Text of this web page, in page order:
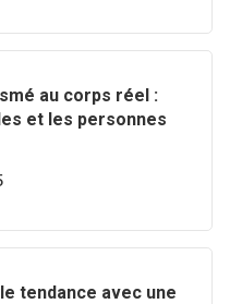
au corps réel :
et les personnes
tendance avec une